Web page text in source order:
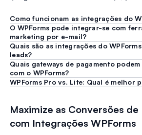
Como funcionam as integrações do
O WPForms pode integrar-se com
marketing por e-mail?
Quais são as integrações do
leads?
Quais gateways de pagamento
com o WPForms?
WPForms Pro vs. Lite: Qual é melhor
Maximize as Conversões de
com Integrações WPForms